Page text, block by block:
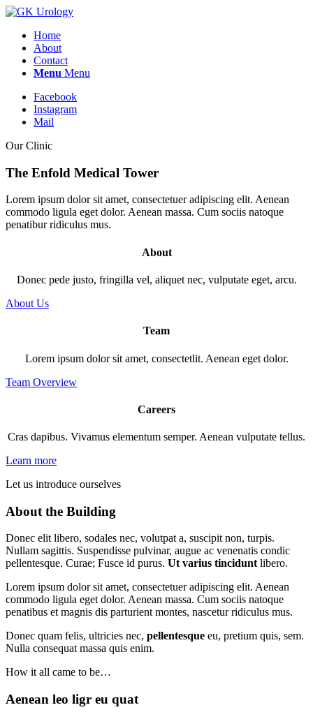
Home
About
Contact
Menu Menu
Facebook
Instagram
Mail
Our Clinic
The Enfold Medical Tower
Lorem ipsum dolor sit amet, consectetuer adipiscing elit. Aenean
commodo ligula eget dolor. Aenean massa. Cum sociis natoque
penatibur ridiculus mus.
About
Donec pede justo, fringilla vel, aliquet nec, vulputate eget, arcu.
About Us
Team
Lorem ipsum dolor sit amet, consectetlit. Aenean eget dolor.
Team Overview
Careers
Cras dapibus. Vivamus elementum semper. Aenean vulputate tellus.
Learn more
Let us introduce ourselves
About the Building
Donec elit libero, sodales nec, volutpat a, suscipit non, turpis.
Nullam sagittis. Suspendisse pulvinar, augue ac venenatis condic
pellentesque. Curae; Fusce id purus. Ut varius tinciduntlibero.
Lorem ipsum dolor sit amet, consectetuer adipiscing elit. Aenean
commodo ligula eget dolor. Aenean massa. Cum sociis natoque
penatibus et magnis dis parturient montes, nascetur ridiculus mus.
Donec quam felis, ultricies nec, pellentesque eu, pretium quis, sem.
Nulla consequat massa quis enim.
How it all came to be…
Aenean leo ligr eu quat